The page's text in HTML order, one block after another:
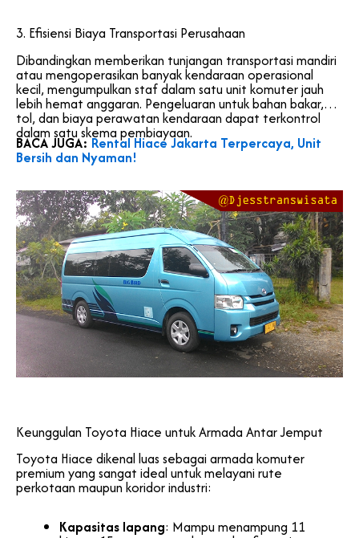
3. Efisiensi Biaya Transportasi Perusahaan
Dibandingkan memberikan tunjangan transportasi mandiri
atau mengoperasikan banyak kendaraan operasional
kecil, mengumpulkan staf dalam satu unit komuter jauh
lebih hemat anggaran. Pengeluaran untuk bahan bakar,
tol, dan biaya perawatan kendaraan dapat terkontrol
dalam satu skema pembiayaan.
BACA JUGA:Rental Hiace Jakarta Terpercaya, Unit
Bersih dan Nyaman!
Keunggulan Toyota Hiace untuk Armada Antar Jemput
Toyota Hiace dikenal luas sebagai armada komuter
premium yang sangat ideal untuk melayani rute
perkotaan maupun koridor industri:
Kapasitas lapang: Mampu menampung 11